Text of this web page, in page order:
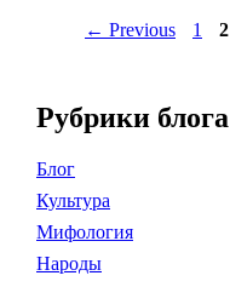
← Previous 1 2
Рубрики блога
Блог
Культура
Мифология
Народы